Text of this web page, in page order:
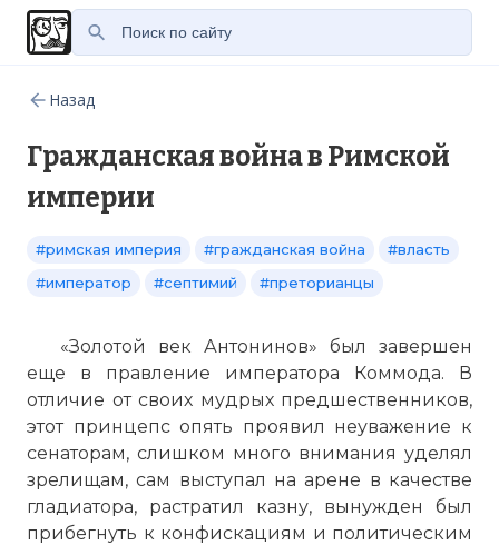
Назад
Гражданская война в Римской
империи
#римская империя #гражданская война
#власть
#император
#септимий #преторианцы
«Золотой век Антонинов» был завершен
еще в правление императора Коммода. В
отличие от своих мудрых предшественников,
этот принцепс опять проявил неуважение к
сенаторам, слишком много внимания уделял
зрелищам, сам выступал на арене в качестве
гладиатора, растратил казну, вынужден был
прибегнуть к конфискациям и политическим